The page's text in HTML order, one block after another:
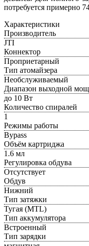
потребуется примерно
Характеристики
Производитель
JTI
Коннектор
Проприетарный
Тип атомайзера
Необслуживаемый
Диапазон выходной
до 10 Вт
Количество спиралей
1
Режимы работы
Bypass
Объём картриджа
1.6 мл
Регулировка обдува
Отсутствует
Обдув
Нижний
Тип затяжки
Тугая (MTL)
Тип аккумулятора
Встроенный
Тип зарядки